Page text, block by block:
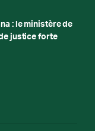
: le ministère de
justice forte